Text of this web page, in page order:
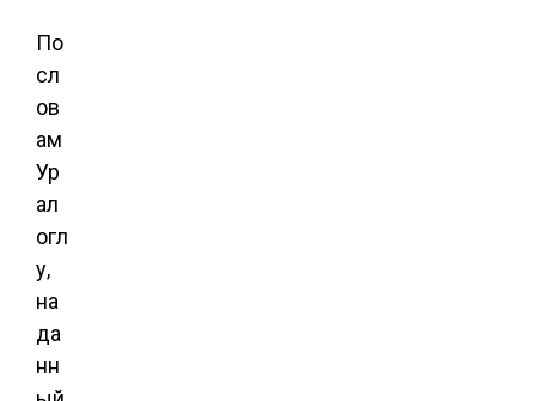
По
сл
ов
ам
Ур
ал
огл
у,
на
да
нн